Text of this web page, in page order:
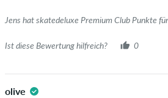
wirklich besitzen oder besessen
Jens hat skatedeluxe Premium Club Punkte
Ist diese Bewertung hilfreich? 0
olive